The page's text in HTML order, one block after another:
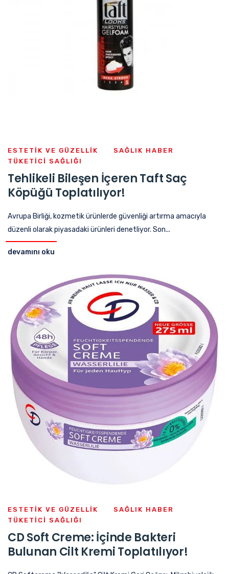
ESTETIK VE GÜZELLIK
SAĞLIK HABER
TÜKETICI SAĞLIĞI
Tehlikeli Bileşen İçeren Taft Saç
Köpüğü Toplatılıyor!
Avrupa Birliği, kozmetik ürünlerde güvenliği artırma amacıyla
düzenli olarak piyasadaki ürünleri denetliyor. Son...
devamını oku
ESTETIK VE GÜZELLIK
SAĞLIK HABER
TÜKETICI SAĞLIĞI
CD Soft Creme: İçinde Bakteri
Bulunan Cilt Kremi Toplatılıyor!